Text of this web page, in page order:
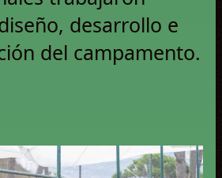
desarrollo e
del campamento.